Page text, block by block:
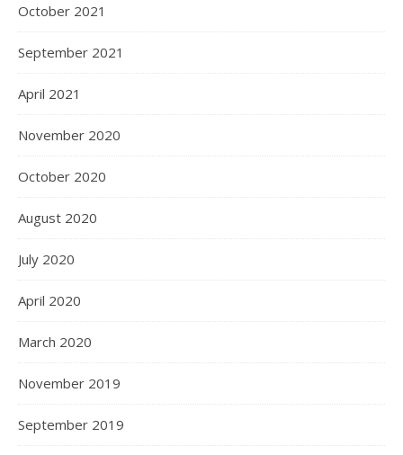
October 2021
September 2021
April 2021
November 2020
October 2020
August 2020
July 2020
April 2020
March 2020
November 2019
September 2019